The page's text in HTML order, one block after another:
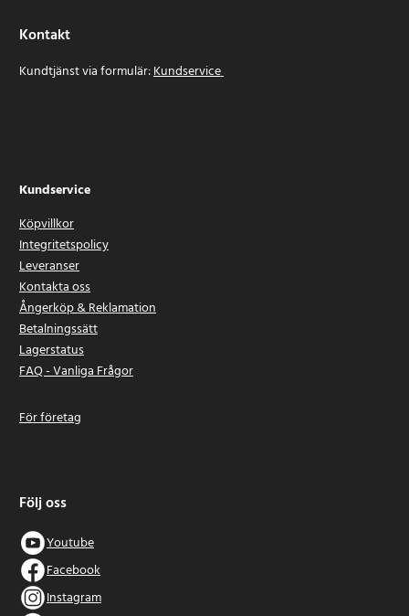
Kontakt
Kundtjänst via formulär:Kundservice
Kundservice
Köpvillkor
Integritetspolicy
Leveranser
Kontakta oss
Ångerköp & Reklamation
Betalningssätt
Lagerstatus
FAQ - Vanliga Frågor
För företag
Följ oss
Youtube
Facebook
Instagram